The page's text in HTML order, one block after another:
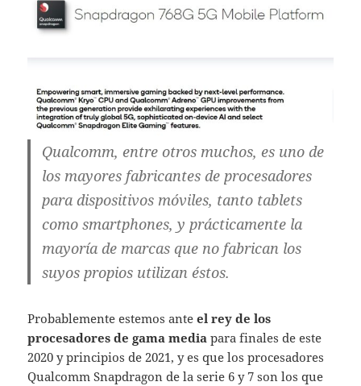
Qualcomm, entre otros muchos, es uno de
los mayores fabricantes de procesadores
para dispositivos móviles, tanto tablets
como smartphones, y prácticamente la
mayoría de marcas que no fabrican los
suyos propios utilizan éstos.
Probablemente estemos anteel rey de los
procesadores de gama media para finales de este
2020 y principios de 2021, y es que los procesadores
Qualcomm Snapdragon de la serie 6 y 7 son los que